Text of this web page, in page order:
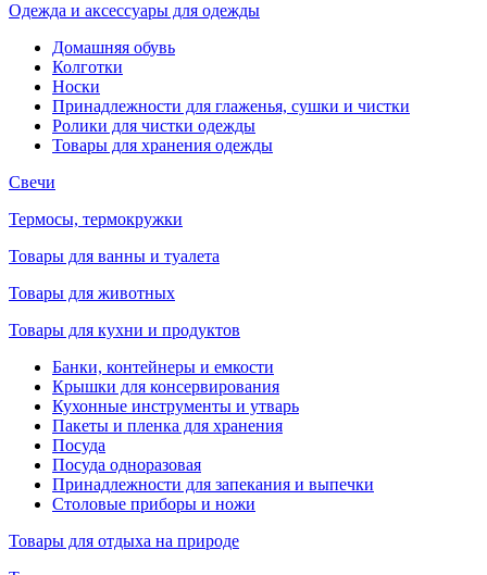
Одежда и аксессуары для одежды
Домашняя обувь
Колготки
Носки
Принадлежности для глаженья, сушки и чистки
Ролики для чистки одежды
Товары для хранения одежды
Свечи
Термосы, термокружки
Товары для ванны и туалета
Товары для животных
Товары для кухни и продуктов
Банки, контейнеры и емкости
Крышки для консервирования
Кухонные инструменты и утварь
Пакеты и пленка для хранения
Посуда
Посуда одноразовая
Принадлежности для запекания и выпечки
Столовые приборы и ножи
Товары для отдыха на природе